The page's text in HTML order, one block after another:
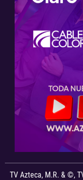
TV Azteca, M.R. & ©,